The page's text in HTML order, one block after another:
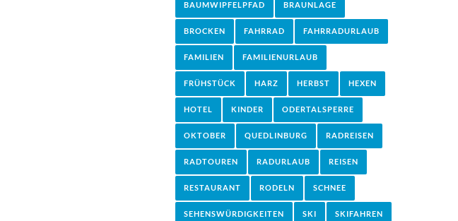
BAUMWIPFELPFAD BRAUNLAGE
BROCKEN FAHRRAD FAHRRADURLAUB
FAMILIEN FAMILIENURLAUB
FRÜHSTÜCK HARZ HERBST HEXEN
HOTEL KINDER ODERTALSPERRE
OKTOBER QUEDLINBURG RADREISEN
RADTOUREN RADURLAUB REISEN
RESTAURANT RODELN SCHNEE
SEHENSWÜRDIGKEITEN SKI SKIFAHREN